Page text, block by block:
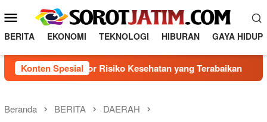
o
a
e
u
M
b
BERITA EKONOMI TEKNOLOGI HIBURAN GAYA HIDUP
Konten Spesial
5 Faktor Risiko Kesehatan yang Terabaikan Direksi
Beranda BERITA DAERAH